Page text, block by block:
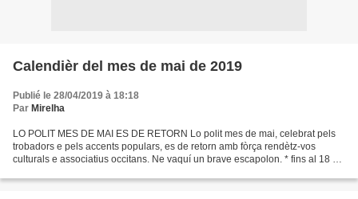
Calendièr del mes de mai de 2019
Publié le 28/04/2019 à 18:18
Par Mirelha
LO POLIT MES DE MAI ES DE RETORN Lo polit mes de mai, celebrat pels
trobadors e pels accents populars, es de retorn amb fòrça rendètz-vos
culturals e associatius occitans. Ne vaquí un brave escapolon. * fins al 18 de